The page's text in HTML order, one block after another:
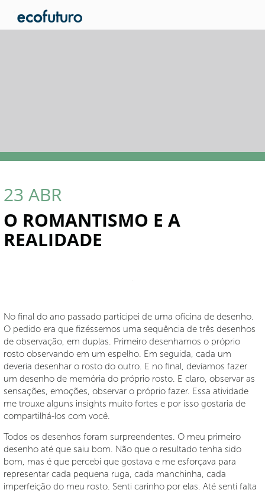
23 ABR
O ROMANTISMO E A
REALIDADE
No final do ano passado participei de uma oficina de desenho.
O pedido era que fizéssemos uma sequência de três desenhos
de observação, em duplas. Primeiro desenhamos o próprio
rosto observando em um espelho. Em seguida, cada um
deveria desenhar o rosto do outro. E no final, devíamos fazer
um desenho de memória do próprio rosto. E claro, observar as
sensações, emoções, observar o próprio fazer. Essa atividade
me trouxe alguns insights muito fortes e por isso gostaria de
compartilhá-los com você.
Todos os desenhos foram surpreendentes. O meu primeiro
desenho até que saiu bom. Não que o resultado tenha sido
bom, mas é que percebi que gostava e me esforçava para
representar cada pequena ruga, cada manchinha, cada
imperfeição do meu rosto. Senti carinho por elas. Até senti falta